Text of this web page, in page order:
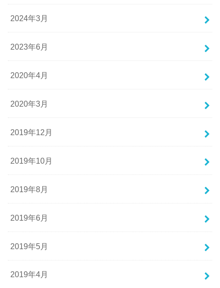
2024年3月
2023年6月
2020年4月
2020年3月
2019年12月
2019年10月
2019年8月
2019年6月
2019年5月
2019年4月